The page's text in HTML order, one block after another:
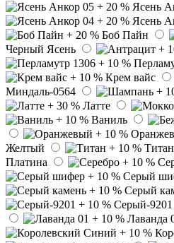
Ясень
Ясень
Боб Пайн
Черный Ясень
Крем вайс
Миндаль-0564
Латте
Ваниль
Желтый
Титан
Платина
Серый
Серый
Серый-9201
Лаванда